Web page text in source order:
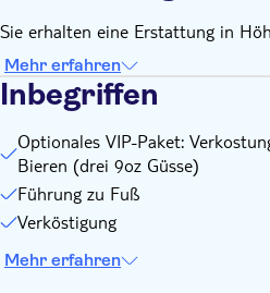
Sie erhalten eine Erstattung in
Mehr erfahren
Inbegriffen
Optionales VIP-Paket:
Bieren (drei 9oz Güsse)
Führung zu Fuß
Verköstigung
Mehr erfahren